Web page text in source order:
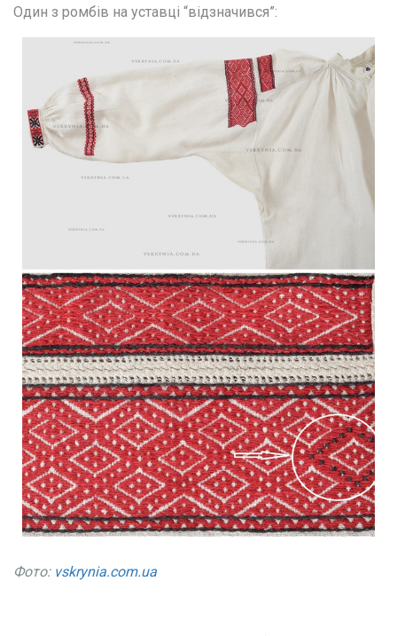
Один з ромбів на уставці “відзначився”:
Фото: vskrynia.com.ua